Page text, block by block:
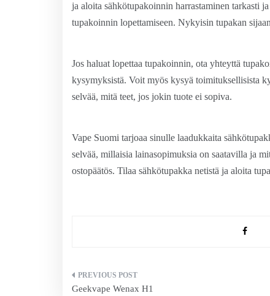
ja aloita sähkötupakoinnin harrastaminen tarkasti
tupakoinnin lopettamiseen. Nykyisin tupakan
Jos haluat lopettaa tupakoinnin, ota yhteyttä
kysymyksistä. Voit myös kysyä toimituksellisista
selvää, mitä teet, jos jokin tuote ei sopiva.
Vape Suomi tarjoaa sinulle laadukkaita
selvää, millaisia ​​lainasopimuksia on saatavilla ja
ostopäätös. Tilaa sähkötupakka netistä ja aloita
Artikkelien
Geekvape Wenax H1